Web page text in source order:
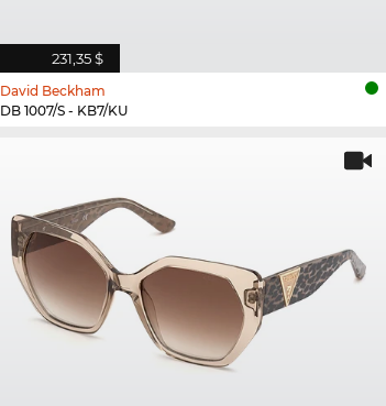
231,35 $
David Beckham
DB 1007/S - KB7/KU